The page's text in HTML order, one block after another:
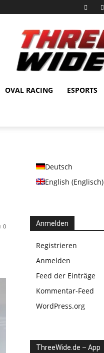
OVAL RACING ESPORTS
0
Deutsch
English (Englisch)
Anmelden
Registrieren
Anmelden
Feed der Einträge
Kommentar-Feed
WordPress.org
ThreeWide.de – App